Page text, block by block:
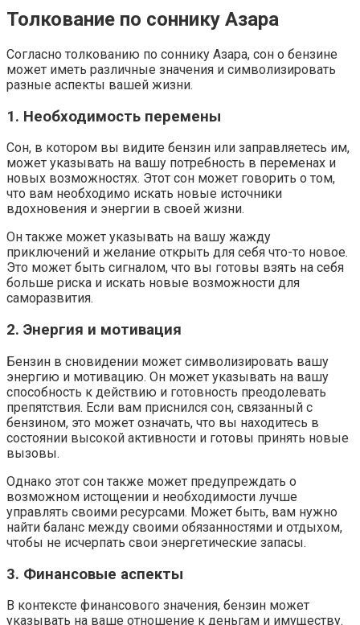
Толкование по соннику Азара
Согласно толкованию по соннику Азара, сон о бензине
может иметь различные значения и символизировать
разные аспекты вашей жизни.
1. Необходимость перемены
Сон, в котором вы видите бензин или заправляетесь им,
может указывать на вашу потребность в переменах и
новых возможностях. Этот сон может говорить о том,
что вам необходимо искать новые источники
вдохновения и энергии в своей жизни.
Он также может указывать на вашу жажду
приключений и желание открыть для себя что-то новое.
Это может быть сигналом, что вы готовы взять на себя
больше риска и искать новые возможности для
саморазвития.
2. Энергия и мотивация
Бензин в сновидении может символизировать вашу
энергию и мотивацию. Он может указывать на вашу
способность к действию и готовность преодолевать
препятствия. Если вам приснился сон, связанный с
бензином, это может означать, что вы находитесь в
состоянии высокой активности и готовы принять новые
вызовы.
Однако этот сон также может предупреждать о
возможном истощении и необходимости лучше
управлять своими ресурсами. Может быть, вам нужно
найти баланс между своими обязанностями и отдыхом,
чтобы не исчерпать свои энергетические запасы.
3. Финансовые аспекты
В контексте финансового значения, бензин может
указывать на ваше отношение к деньгам и имуществу.